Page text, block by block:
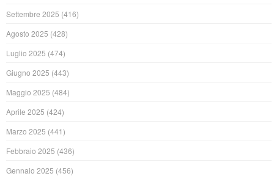
Settembre 2025 (416)
Agosto 2025 (428)
Luglio 2025 (474)
Giugno 2025 (443)
Maggio 2025 (484)
Aprile 2025 (424)
Marzo 2025 (441)
Febbraio 2025 (436)
Gennaio 2025 (456)